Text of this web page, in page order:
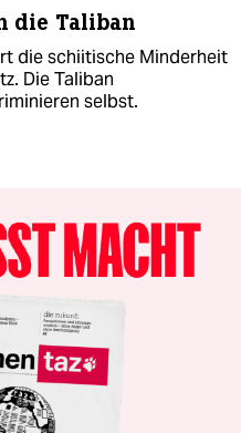
die Taliban
die schiitische Minderheit
Die Taliban
selbst.